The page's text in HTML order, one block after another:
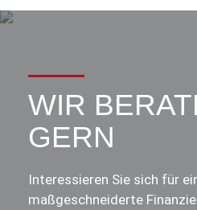
WIR
GERN
Interessieren Sie sich für
maßgeschneiderte